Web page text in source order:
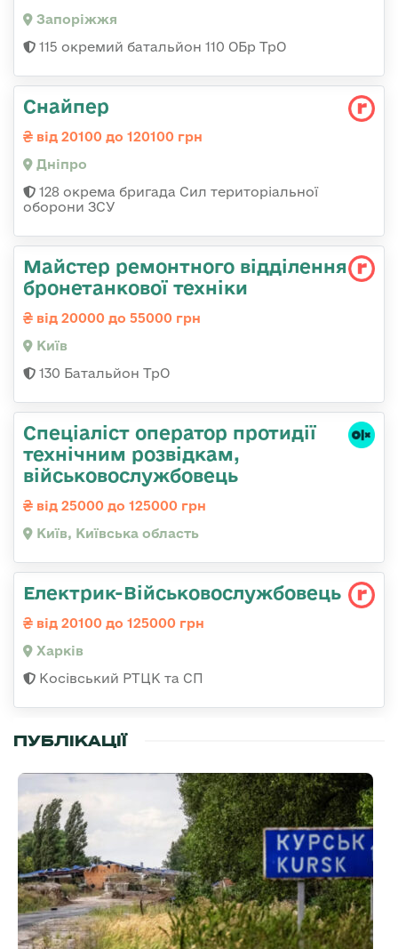
Запоріжжя
115 окремий батальйон 110 ОБр ТрО
Снайпер
від 20100 до 120100 грн
Дніпро
128 окрема бригада Сил територіальної
оборони ЗСУ
Майстер ремонтного відділення
бронетанкової техніки
від 20000 до 55000 грн
Київ
130 Батальйон ТрО
Спеціаліст оператор протидії
технічним розвідкам,
військовослужбовець
від 25000 до 125000 грн
Київ, Київська область
Електрик-Військовослужбовець
від 20100 до 125000 грн
Харків
Косівський РТЦК та СП
ПУБЛІКАЦІЇ